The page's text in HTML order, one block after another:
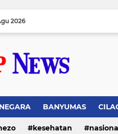
2026
BANYUMAS
kesehatan